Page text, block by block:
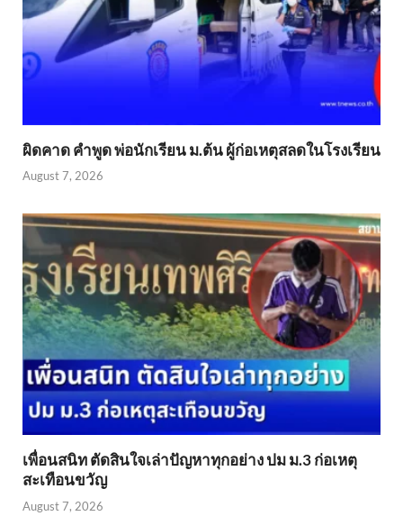
ผิดคาด คำพูด พ่อนักเรียน ม.ต้น ผู้ก่อเหตุสลดในโรงเรียน
August 7, 2026
เพื่อนสนิท ตัดสินใจเล่าปัญหาทุกอย่าง ปม ม.3 ก่อเหตุ
สะเทือนขวัญ
August 7, 2026